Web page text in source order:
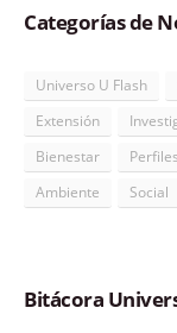
Categorías de
Universo U Flash
Extensión
Bienestar
Ambiente
Social
Bitácora